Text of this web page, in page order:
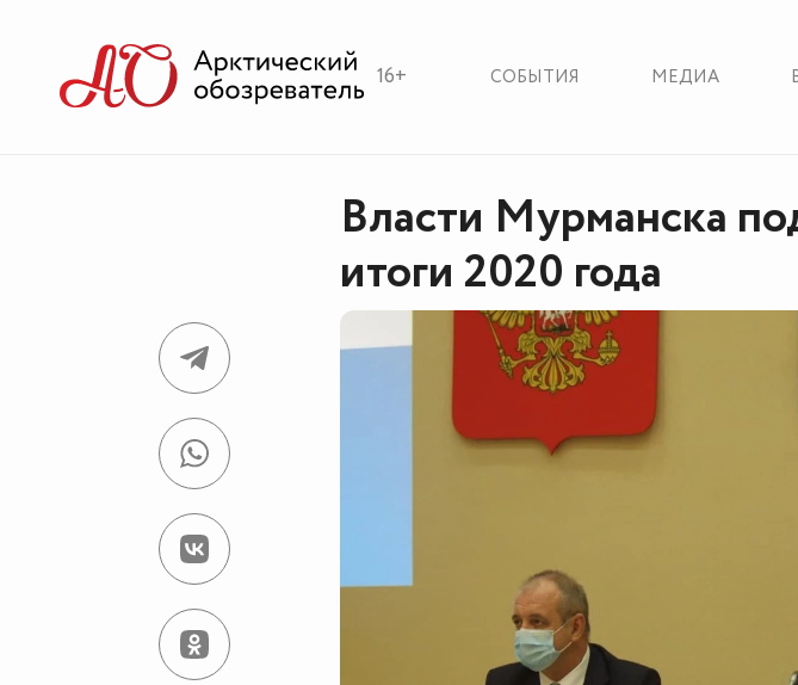
16+ СОБЫТИЯ МЕДИА
Власти Мурманска
итоги 2020 года